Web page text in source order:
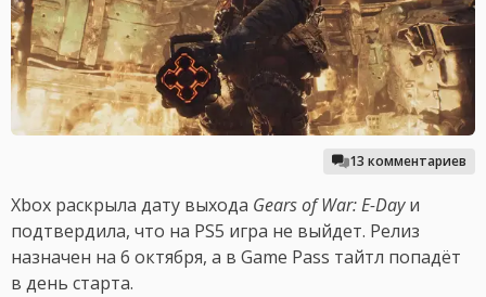
13 комментариев
Xbox раскрыла дату выхода Gears of War: E-Dayи
подтвердила, что на PS5 игра не выйдет. Релиз
назначен на 6 октября, а в Game Pass тайтл попадёт
в день старта.